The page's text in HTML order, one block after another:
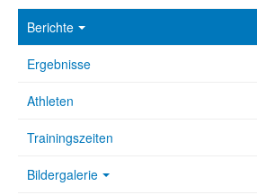
Berichte
Ergebnisse
Athleten
Trainingszeiten
Bildergalerie